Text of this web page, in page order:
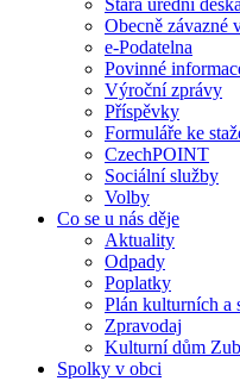
Stará úřední deska
Obecně závazné
e-Podatelna
Povinné
Výroční zprávy
Příspěvky
Formuláře ke
CzechPOINT
Sociální služby
Volby
Co se u nás děje
Aktuality
Odpady
Poplatky
Plán kulturních a
Zpravodaj
Kulturní dům
Spolky v obci